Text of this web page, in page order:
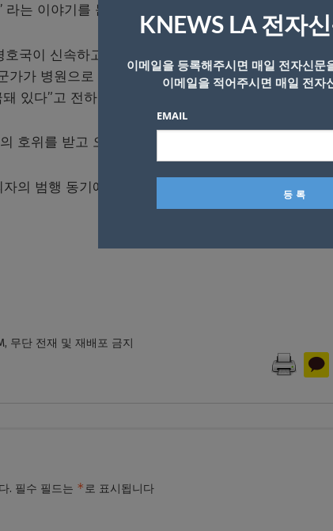
라는 이야기를 듣고 자리를 떴고 몇 분 후 다시 돌아와
국이 신속하고 매우 효과적으로 업무를 수행한 데 대
가가 병원으로 옮겨졌다”고 말했다. 고위 당국자는 “백
있다”고 전하기도 했다.
호위를 받고 오벌 오피스(집무실)로 이동했고 이번
의 범행 동기에 대해 파악 중이며 무장상태 였던 것으
무단 전재 및 재배포 금지
. 필수 필드는 *로 표시됩니다
KNEWS LA 전자
이메일을 등록해주시면 매일 전자신문
이메일을 적어주시면 매일 전자
EMAIL